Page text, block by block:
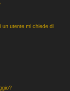
un utente mi chiede di